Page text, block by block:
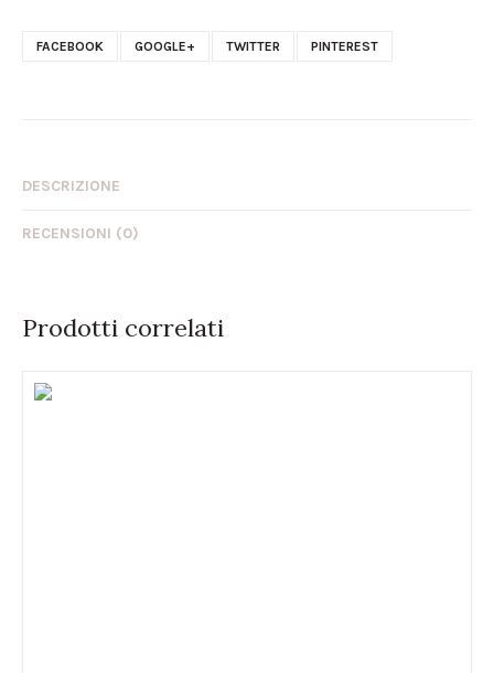
FACEBOOK GOOGLE+ TWITTER PINTEREST
DESCRIZIONE
RECENSIONI (0)
Prodotti correlati